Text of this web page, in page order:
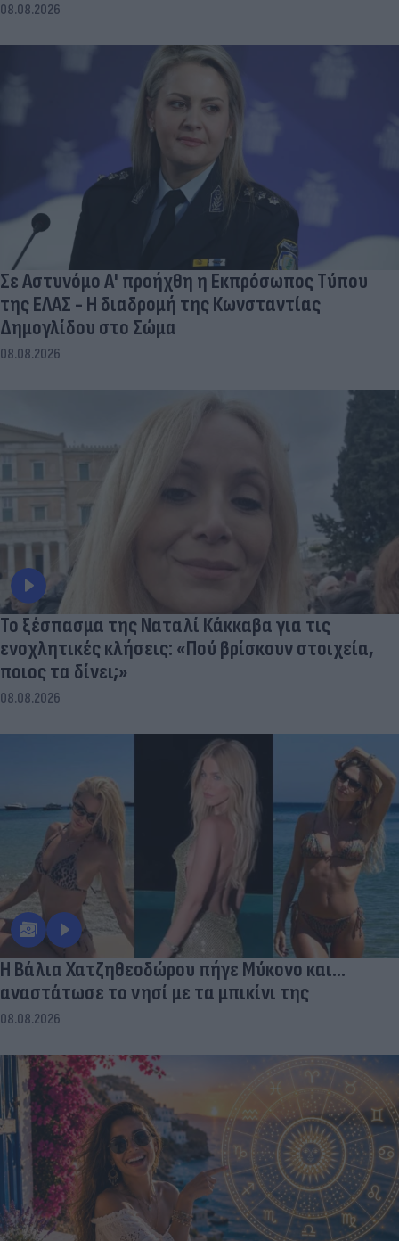
08.08.2026
Σε Αστυνόμο Α' προήχθη η Εκπρόσωπος Τύπου
της ΕΛΑΣ - Η διαδρομή της Κωνσταντίας
Δημογλίδου στο Σώμα
08.08.2026
Το ξέσπασμα της Ναταλί Κάκκαβα για τις
ενοχλητικές κλήσεις: «Πού βρίσκουν στοιχεία,
ποιος τα δίνει;»
08.08.2026
Η Βάλια Χατζηθεοδώρου πήγε Μύκονο και...
αναστάτωσε το νησί με τα μπικίνι της
08.08.2026